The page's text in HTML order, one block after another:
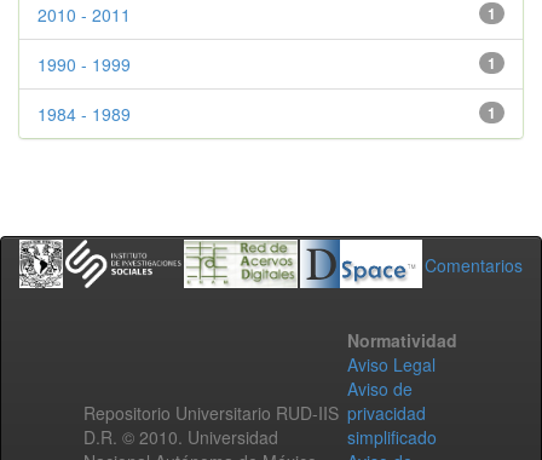
1
2010 - 2011
1
1990 - 1999
1
1984 - 1989
Comentarios
Repositorio Universitario RUD-IIS
D.R. © 2010. Universidad
Normatividad
Aviso Legal
Aviso de
privacidad
simplificado